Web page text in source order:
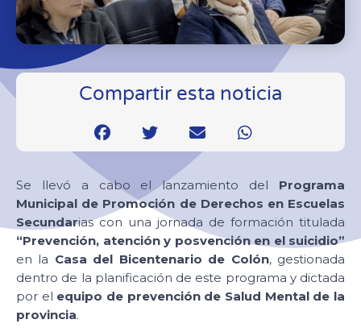
Compartir esta noticia
Se llevó a cabo el lanzamiento del Programa
Municipal de Promoción de Derechos en Escuelas
Secundarias con una jornada de formación titulada
“Prevención, atención y posvención en el suicidio”
en la Casa del Bicentenario de Colón, gestionada
dentro de la planificación de este programa y dictada
por el equipo de prevención de Salud Mental de la
provincia.